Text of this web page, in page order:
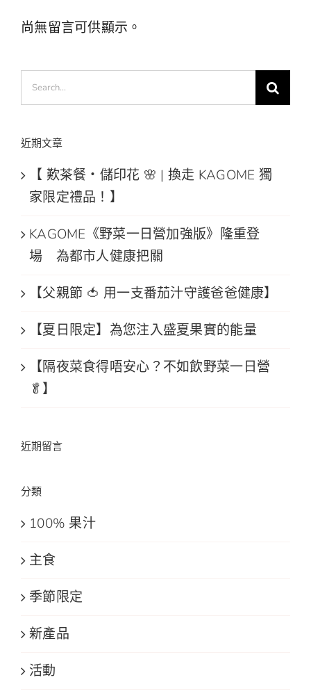
尚無留言可供顯示。
Search
for:
近期文章
【 歎茶餐・儲印花 🌸 | 換走 KAGOME 獨
家限定禮品！】
KAGOME《野菜一日營加強版》隆重登
場 為都市人健康把關
【父親節 🍅 用一支番茄汁守護爸爸健康】
【夏日限定】為您注入盛夏果實的能量
【隔夜菜食得唔安心？不如飲野菜一日營
🥬】
近期留言
分類
100% 果汁
主食
季節限定
新產品
活動